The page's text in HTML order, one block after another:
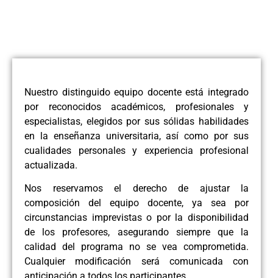
Nuestro distinguido equipo docente está integrado
por reconocidos académicos, profesionales y
especialistas, elegidos por sus sólidas habilidades
en la enseñanza universitaria, así como por sus
cualidades personales y experiencia profesional
actualizada.
Nos reservamos el derecho de ajustar la
composición del equipo docente, ya sea por
circunstancias imprevistas o por la disponibilidad
de los profesores, asegurando siempre que la
calidad del programa no se vea comprometida.
Cualquier modificación será comunicada con